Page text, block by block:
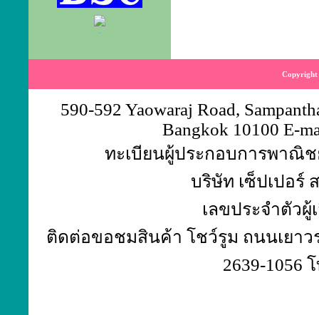
Copyright
590-592 Yaowaraj Road,
Bangkok 10100 E-
ทะเบียนผู้ประกอบการพาณิช
บริษัท เซ็ปเปอร์
เลขประจำตัวผู้
ติดต่อขอชมสินค้า โชว์รูม ถนนเยาวร
2639-1056